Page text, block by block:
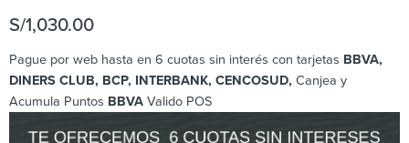
S/1,030.00
Pague por web hasta en 6 cuotas sin interés con tarjetas BBVA,
DINERS CLUB, BCP, INTERBANK, CENCOSUD, Canjea y
Acumula Puntos BBVA Valido POS